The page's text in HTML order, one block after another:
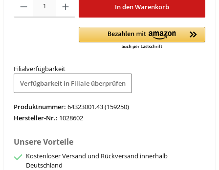
In den Warenkorb
Filialverfügbarkeit
Verfügbarkeit in Filiale überprüfen
Produktnummer: 64323001.43 (159250)
Hersteller-Nr.: 1028602
Unsere Vorteile
Kostenloser Versand und Rückversand innerhalb
Deutschland